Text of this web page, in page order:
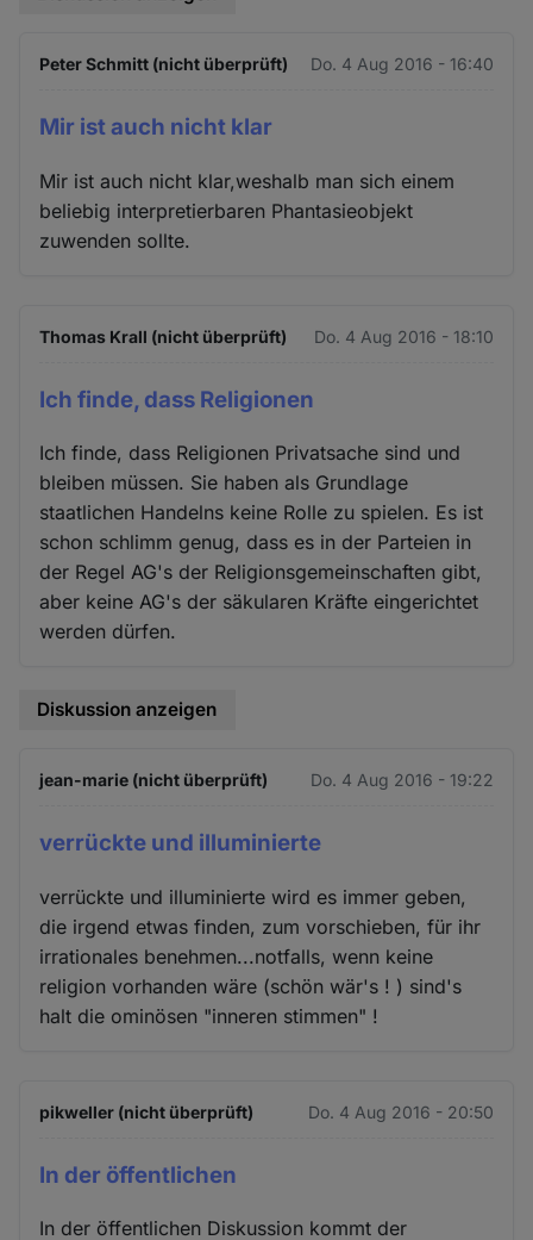
Peter Schmitt (nicht überprüft) Do. 4 Aug 2016 - 16:40
Mir ist auch nicht klar
Mir ist auch nicht klar,weshalb man sich einem
beliebig interpretierbaren Phantasieobjekt
zuwenden sollte.
Thomas Krall (nicht überprüft) Do. 4 Aug 2016 - 18:10
Ich finde, dass Religionen
Ich finde, dass Religionen Privatsache sind und
bleiben müssen. Sie haben als Grundlage
staatlichen Handelns keine Rolle zu spielen. Es ist
schon schlimm genug, dass es in der Parteien in
der Regel AG's der Religionsgemeinschaften gibt,
aber keine AG's der säkularen Kräfte eingerichtet
werden dürfen.
Diskussion anzeigen
jean-marie (nicht überprüft) Do. 4 Aug 2016 - 19:22
verrückte und illuminierte
verrückte und illuminierte wird es immer geben,
die irgend etwas finden, zum vorschieben, für ihr
irrationales benehmen...notfalls, wenn keine
religion vorhanden wäre (schön wär's ! ) sind's
halt die ominösen "inneren stimmen" !
pikweller (nicht überprüft) Do. 4 Aug 2016 - 20:50
In der öffentlichen
In der öffentlichen Diskussion kommt der